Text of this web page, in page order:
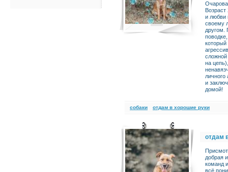
и любви
своему
другом.
сложной
на
и
домой!
cобаки отдам в хорошие руки
отдам
добрая
команд
всё